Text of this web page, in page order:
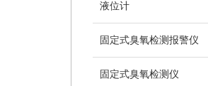
液位计
固定式臭氧检测报警仪
固定式臭氧检测仪